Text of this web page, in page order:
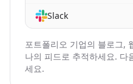
Slack
포트폴리오 기업의 블로그,
나의 피드로 추적하세요. 다
세요.